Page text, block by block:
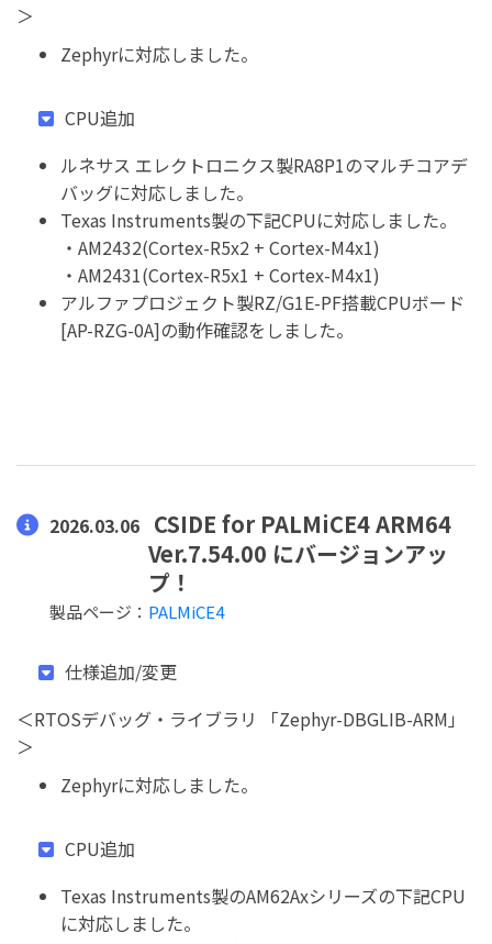
＞
Zephyrに対応しました。
CPU追加
ルネサス エレクトロニクス製RA8P1のマルチコアデ
バッグに対応しました。
Texas Instruments製の下記CPUに対応しました。
・AM2432(Cortex-R5x2 + Cortex-M4x1)
・AM2431(Cortex-R5x1 + Cortex-M4x1)
アルファプロジェクト製RZ/G1E-PF搭載CPUボード
[AP-RZG-0A]の動作確認をしました。
2026.03.06 CSIDE for PALMiCE4 ARM64
Ver.7.54.00 にバージョンアッ
プ！
製品ページ： PALMiCE4
仕様追加/変更
＜RTOSデバッグ・ライブラリ 「Zephyr-DBGLIB-ARM」
＞
Zephyrに対応しました。
CPU追加
Texas Instruments製のAM62Axシリーズの下記CPU
に対応しました。